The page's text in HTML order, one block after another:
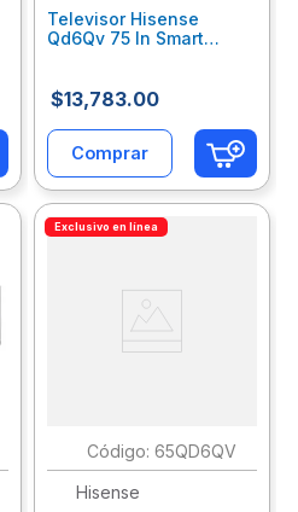
Televisor Hisense
Qd6Qv 75 In Smart
$13,783.00
Comprar
Exclusivo en línea
: 65QD6QV
Hisense